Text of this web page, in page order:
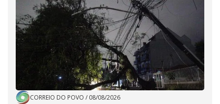
CORREIO DO POVO / 08/08/2026